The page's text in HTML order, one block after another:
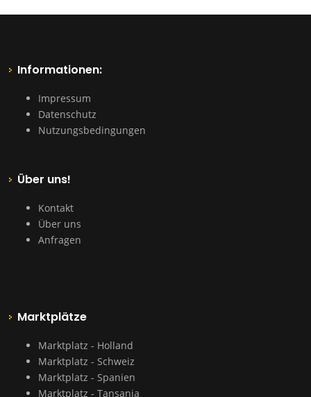
Informationen:
Impressum
Datenschutz
Nutzungsbedingungen
Über uns!
Kontakt
Über uns
Anfragen
Marktplätze
Marktplatz - Holland
Marktplatz - Schweiz
Marktplatz - Spanien
Marktplatz - Tansania